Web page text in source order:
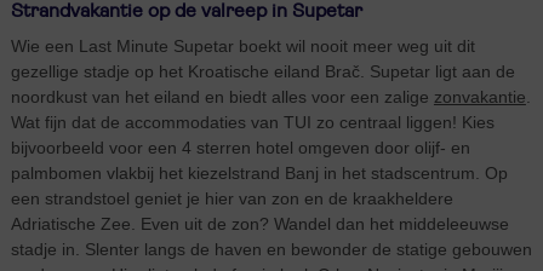
Strandvakantie op de valreep in Supetar
Wie een Last Minute Supetar boekt wil nooit meer weg uit dit
gezellige stadje op het Kroatische eiland Brač. Supetar ligt aan de
noordkust van het eiland en biedt alles voor een zalige zonvakantie
Wat fijn dat de accommodaties van TUI zo centraal liggen! Kies
bijvoorbeeld voor een 4 sterren hotel omgeven door olijf- en
palmbomen vlakbij het kiezelstrand Banj in het stadscentrum. Op
een strandstoel geniet je hier van zon en de kraakheldere
Adriatische Zee. Even uit de zon? Wandel dan het middeleeuwse
stadje in. Slenter langs de haven en bewonder de statige gebouwen